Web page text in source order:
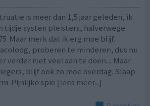
is meer dan 1,5 jaar geleden, ik
tijdje systen pleisters, halverwege
Maar merk dat ik erg moe blijf.
proberen te minderen, dus nu
verder niet veel aan te doen.... Maar
blijf ook zo moe overdag. Slaap
Pijnlijke spie [lees meer...]